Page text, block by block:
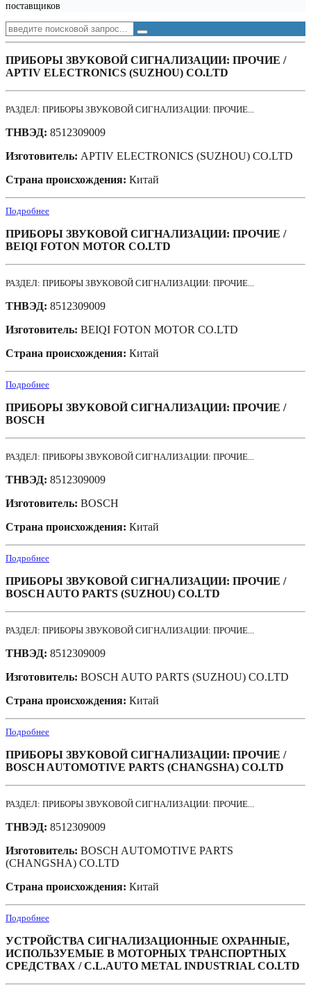
поставщиков
ПРИБОРЫ ЗВУКОВОЙ СИГНАЛИЗАЦИИ: ПРОЧИЕ /
APTIV ELECTRONICS (SUZHOU) CO.LTD
РАЗДЕЛ: ПРИБОРЫ ЗВУКОВОЙ СИГНАЛИЗАЦИИ: ПРОЧИЕ...
ТНВЭД: 8512309009
Изготовитель: APTIV ELECTRONICS (SUZHOU) CO.LTD
Страна происхождения: Китай
Подробнее
ПРИБОРЫ ЗВУКОВОЙ СИГНАЛИЗАЦИИ: ПРОЧИЕ /
BEIQI FOTON MOTOR CO.LTD
РАЗДЕЛ: ПРИБОРЫ ЗВУКОВОЙ СИГНАЛИЗАЦИИ: ПРОЧИЕ...
ТНВЭД: 8512309009
Изготовитель: BEIQI FOTON MOTOR CO.LTD
Страна происхождения: Китай
Подробнее
ПРИБОРЫ ЗВУКОВОЙ СИГНАЛИЗАЦИИ: ПРОЧИЕ /
BOSCH
РАЗДЕЛ: ПРИБОРЫ ЗВУКОВОЙ СИГНАЛИЗАЦИИ: ПРОЧИЕ...
ТНВЭД: 8512309009
Изготовитель: BOSCH
Страна происхождения: Китай
Подробнее
ПРИБОРЫ ЗВУКОВОЙ СИГНАЛИЗАЦИИ: ПРОЧИЕ /
BOSCH AUTO PARTS (SUZHOU) CO.LTD
РАЗДЕЛ: ПРИБОРЫ ЗВУКОВОЙ СИГНАЛИЗАЦИИ: ПРОЧИЕ...
ТНВЭД: 8512309009
Изготовитель: BOSCH AUTO PARTS (SUZHOU) CO.LTD
Страна происхождения: Китай
Подробнее
ПРИБОРЫ ЗВУКОВОЙ СИГНАЛИЗАЦИИ: ПРОЧИЕ /
BOSCH AUTOMOTIVE PARTS (CHANGSHA) CO.LTD
РАЗДЕЛ: ПРИБОРЫ ЗВУКОВОЙ СИГНАЛИЗАЦИИ: ПРОЧИЕ...
ТНВЭД: 8512309009
Изготовитель: BOSCH AUTOMOTIVE PARTS
(CHANGSHA) CO.LTD
Страна происхождения: Китай
Подробнее
УСТРОЙСТВА СИГНАЛИЗАЦИОННЫЕ ОХРАННЫЕ,
ИСПОЛЬЗУЕМЫЕ В МОТОРНЫХ ТРАНСПОРТНЫХ
СРЕДСТВАХ / C.L.AUTO METAL INDUSTRIAL CO.LTD